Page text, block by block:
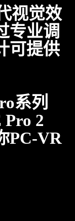
视觉效
专业调
可提供
系列
2
PC-VR